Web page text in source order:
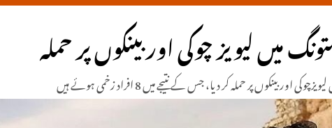
میں لیویز چوکی اور بینکوں پر حملہ
پر حملہ کر دیا، جس کے نتیجے میں 8 افراد زخمی ہوئے ہیں